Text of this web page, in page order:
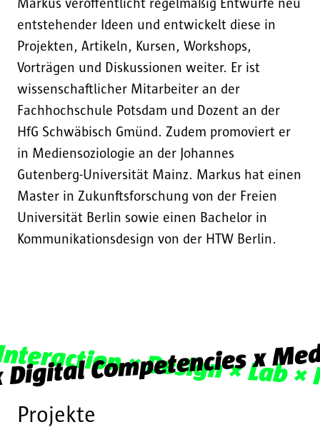
Markus veröffentlicht regelmäßig Entwürfe neu
entstehender Ideen und entwickelt diese in
Projekten, Artikeln, Kursen, Workshops,
Vorträgen und Diskussionen weiter. Er ist
wissenschaftlicher Mitarbeiter an der
Fachhochschule Potsdam und Dozent an der
HfG Schwäbisch Gmünd. Zudem promoviert er
in Mediensoziologie an der Johannes
Gutenberg-Universität Mainz. Markus hat einen
Master in Zukunftsforschung von der Freien
Universität Berlin sowie einen Bachelor in
Kommunikationsdesign von der HTW Berlin.
× Design × Lab
Competencies x
Projekte